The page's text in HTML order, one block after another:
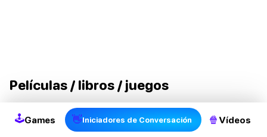
Películas / libros / juegos
Creo que estos temas se explican por sí mismos.
¿Qué películas, libros o juegos le gustan a la
🕹Games 👋Iniciadores de Conversación 🍿 Vídeos